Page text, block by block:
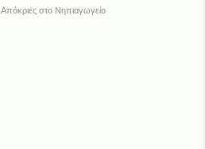
Απόκριες στο Νηπιαγωγείο